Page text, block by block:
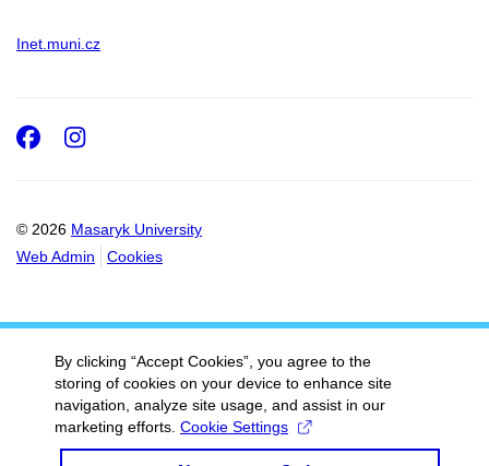
Inet.muni.cz
© 2026 Masaryk University
Web Admin
Cookies
Facebook
Instagram
By clicking “Accept Cookies”, you agree to the
storing of cookies on your device to enhance site
navigation, analyze site usage, and assist in our
marketing efforts. Cookie Settings